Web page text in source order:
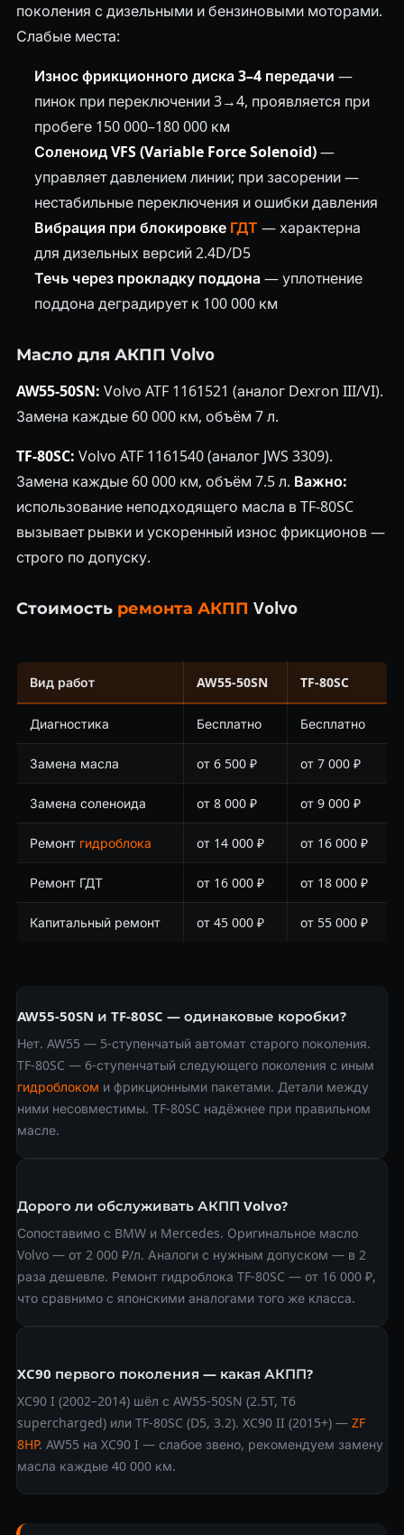
поколения с дизельными и бензиновыми моторами.
Слабые места:
Износ фрикционного диска 3–4 передачи —
пинок при переключении 3→4, проявляется при
пробеге 150 000–180 000 км
Соленоид VFS (Variable Force Solenoid)—
управляет давлением линии; при засорении —
нестабильные переключения и ошибки давления
Вибрация при блокировке ГДТ — характерна
для дизельных версий 2.4D/D5
Течь через прокладку поддона— уплотнение
поддона деградирует к 100 000 км
Масло для АКПП Volvo
AW55-50SN: Volvo ATF 1161521 (аналог Dexron III/VI).
Замена каждые 60 000 км, объём 7 л.
TF-80SC: Volvo ATF 1161540 (аналог JWS 3309).
Замена каждые 60 000 км, объём 7.5 л. Важно:
использование неподходящего масла в TF-80SC
вызывает рывки и ускоренный износ фрикционов —
строго по допуску.
Стоимость ремонта АКПП Volvo
Вид работ AW55-50SN TF-80SC
Диагностика Бесплатно Бесплатно
Замена масла от 6 500 ₽ от 7 000 ₽
Замена соленоида от 8 000 ₽ от 9 000 ₽
Ремонт гидроблока от 14 000 ₽ от 16 000 ₽
Ремонт ГДТ от 16 000 ₽ от 18 000 ₽
Капитальный ремонт от 45 000 ₽ от 55 000 ₽
AW55-50SN и TF-80SC — одинаковые коробки?
Нет. AW55 — 5-ступенчатый автомат старого поколения.
TF-80SC — 6-ступенчатый следующего поколения с иным
гидроблоком и фрикционными пакетами. Детали между
ними несовместимы. TF-80SC надёжнее при правильном
масле.
Дорого ли обслуживать АКПП Volvo?
Сопоставимо с BMW и Mercedes. Оригинальное масло
Volvo — от 2 000 ₽/л. Аналоги с нужным допуском — в 2
раза дешевле. Ремонт гидроблока TF-80SC — от 16 000 ₽,
что сравнимо с японскими аналогами того же класса.
XC90 первого поколения — какая АКПП?
XC90 I (2002–2014) шёл с AW55-50SN (2.5T, T6
supercharged) или TF-80SC (D5, 3.2). XC90 II (2015+) — ZF
8HP. AW55 на XC90 I — слабое звено, рекомендуем замену
масла каждые 40 000 км.